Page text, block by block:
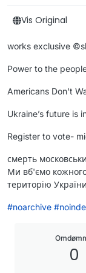
Vis Original
works exclusive
Power to the
Americans Don't
Ukraine’s future is
Register to vote-
смерть
Ми вб'ємо кожного
територію України
#noarchive #
0